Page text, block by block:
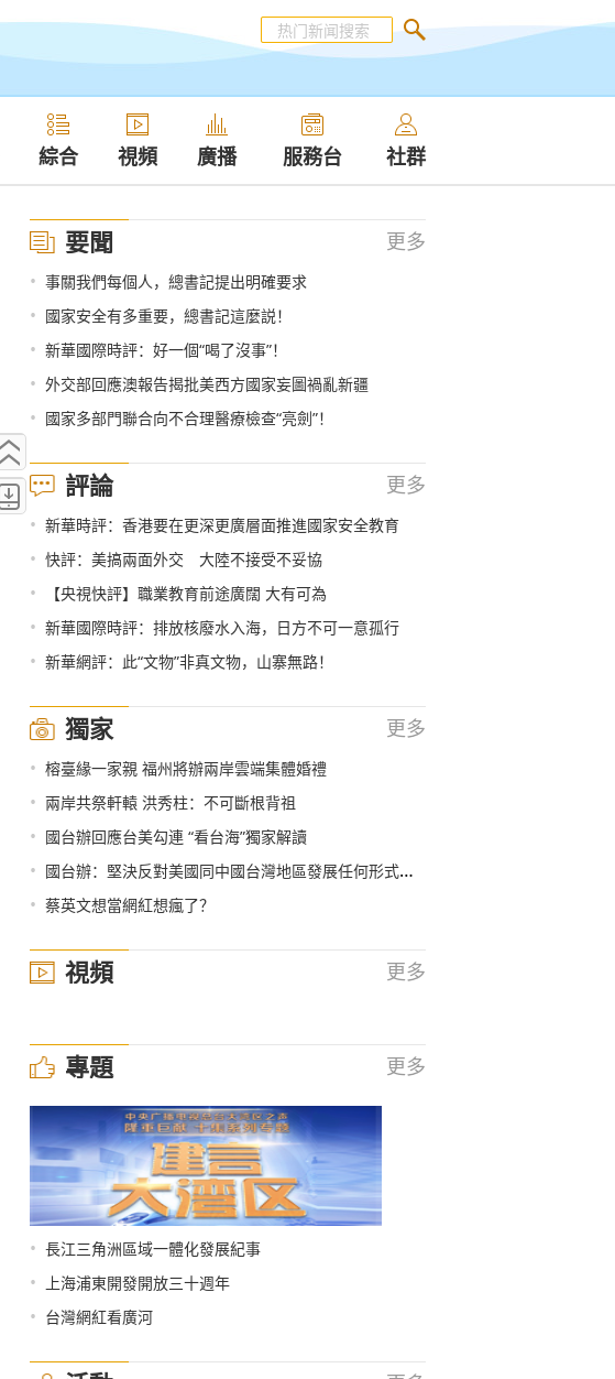
綜合 視頻 廣播 服務台 社群
要聞 更多
• 事關我們每個人，總書記提出明確要求
• 國家安全有多重要，總書記這麼説！
• 新華國際時評：好一個“喝了沒事”！
• 外交部回應澳報告揭批美西方國家妄圖禍亂新疆
• 國家多部門聯合向不合理醫療檢查“亮劍”！
評論 更多
• 新華時評：香港要在更深更廣層面推進國家安全教育
• 快評：美搞兩面外交 大陸不接受不妥協
• 【央視快評】職業教育前途廣闊 大有可為
• 新華國際時評：排放核廢水入海，日方不可一意孤行
• 新華網評：此“文物”非真文物，山寨無路！
獨家 更多
• 榕臺緣一家親 福州將辦兩岸雲端集體婚禮
• 兩岸共祭軒轅 洪秀柱：不可斷根背祖
• 國台辦回應台美勾連 “看台海”獨家解讀
• 國台辦：堅決反對美國同中國台灣地區發展任何形式的官方關係
• 蔡英文想當網紅想瘋了？
視頻 更多
專題 更多
• 長江三角洲區域一體化發展紀事
• 上海浦東開發開放三十週年
• 台灣網紅看廣河